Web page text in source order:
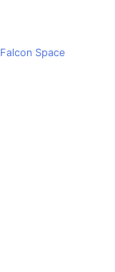
Space